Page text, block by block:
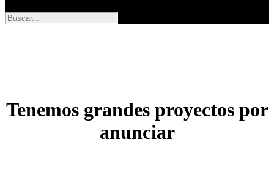
Tenemos grandes proyectos por
anunciar